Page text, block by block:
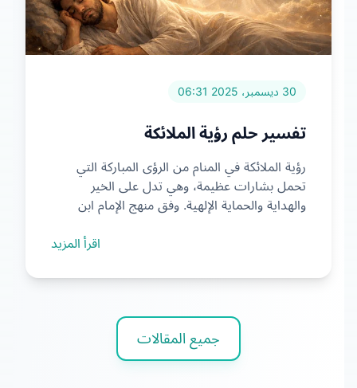
30 ديسمبر، 2025 06:31
تفسير حلم رؤية الملائكة
رؤية الملائكة في المنام من الرؤى المباركة التي
تحمل بشارات عظيمة، وهي تدل على الخير
والهداية والحماية الإلهية. وفق منهج الإمام ابن
اقرأ المزيد
جميع المقالات